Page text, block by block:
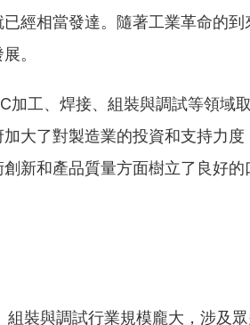
經相當發達。隨著工業革命的
。
加工、焊接、組裝與調試等領域
大了對製造業的投資和支持力
新和產品質量方面樹立了良好
裝與調試行業規模龐大，涉及